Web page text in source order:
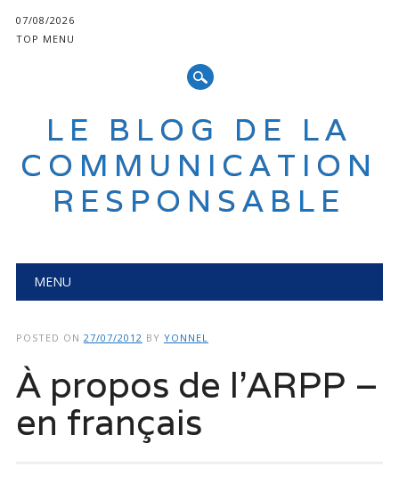
07/08/2026
TOP MENU
LE BLOG DE LA
COMMUNICATION
RESPONSABLE
Main menu
MENU
POSTED ON 27/07/2012 BY YONNEL
À propos de l’ARPP –
en français